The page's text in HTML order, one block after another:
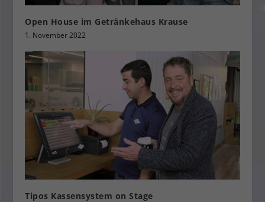
Open House im Getränkehaus Krause
1. November 2022
Tipos Kassensystem on Stage